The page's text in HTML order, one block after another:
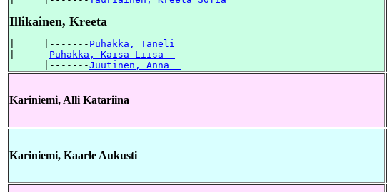
Illikainen, Kreeta
|     |------- Puhakka, Taneli
|------ Puhakka, Kaisa Liisa
      |-------
Juutinen, Anna
Kariniemi, Alli Katariina
Kariniemi, Kaarle Aukusti